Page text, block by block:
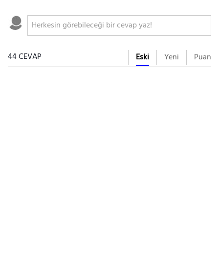
44 CEVAP Eski Yeni Puan